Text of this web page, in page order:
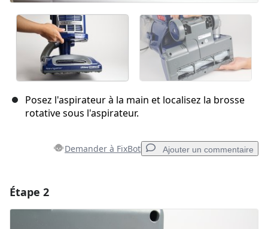
Posez l'aspirateur à la main et localisez la brosse
rotative sous l'aspirateur.
Demander à FixBot Ajouter un commentaire
Étape 2